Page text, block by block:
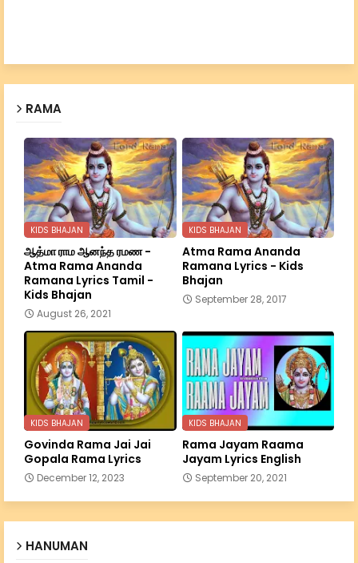
RAMA
KIDS BHAJAN
ஆத்மா ராம ஆனந்த ரமண -
Atma Rama Ananda
Ramana Lyrics Tamil -
Kids Bhajan
August 26, 2021
KIDS BHAJAN
Atma Rama Ananda
Ramana Lyrics - Kids
Bhajan
September 28, 2017
KIDS BHAJAN
Govinda Rama Jai Jai
Gopala Rama Lyrics
December 12, 2023
KIDS BHAJAN
Rama Jayam Raama
Jayam Lyrics English
September 20, 2021
HANUMAN